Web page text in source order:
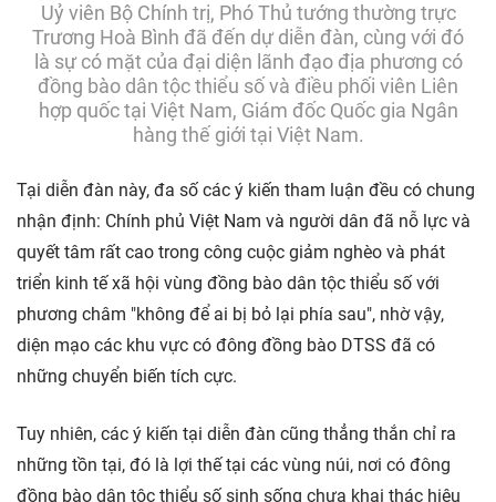
Uỷ viên Bộ Chính trị, Phó Thủ tướng thường trực
Trương Hoà Bình đã đến dự diễn đàn, cùng với đó
là sự có mặt của đại diện lãnh đạo địa phương có
đồng bào dân tộc thiểu số và điều phối viên Liên
hợp quốc tại Việt Nam, Giám đốc Quốc gia Ngân
hàng thế giới tại Việt Nam.
Tại diễn đàn này, đa số các ý kiến tham luận đều có chung
nhận định: Chính phủ Việt Nam và người dân đã nỗ lực và
quyết tâm rất cao trong công cuộc giảm nghèo và phát
triển kinh tế xã hội vùng đồng bào dân tộc thiểu số với
phương châm "không để ai bị bỏ lại phía sau", nhờ vậy,
diện mạo các khu vực có đông đồng bào DTSS đã có
những chuyển biến tích cực.
Tuy nhiên, các ý kiến tại diễn đàn cũng thẳng thắn chỉ ra
những tồn tại, đó là lợi thế tại các vùng núi, nơi có đông
đồng bào dân tộc thiểu số sinh sống chưa khai thác hiệu